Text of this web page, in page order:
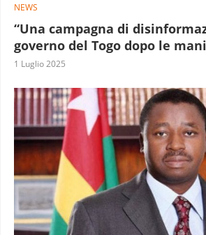
NEWS
“Una campagna di
governo del Togo dopo le
1 Luglio 2025